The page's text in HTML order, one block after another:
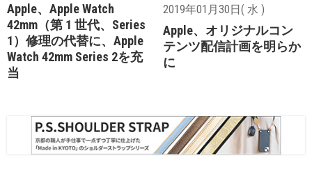
Apple、Apple Watch
42mm（第 1 世代、Series
1）修理の代替に、Apple
Watch 42mm Series 2を充
当
2019年01月30日( 水 )
Apple、オリジナルコン
テンツ配信計画を明らか
に